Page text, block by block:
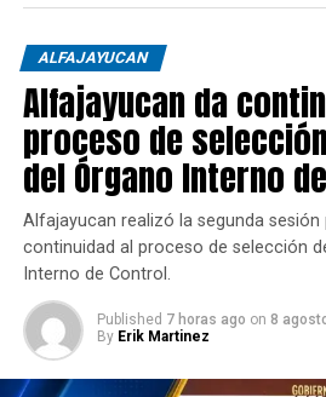
ALFAJAYUCAN
Alfajayucan da
proceso de
del Órgano Interno
Alfajayucan realizó la segunda sesión
continuidad al proceso de selección
Interno de Control.
Published 7 horas ago on 8
By Erik Martinez